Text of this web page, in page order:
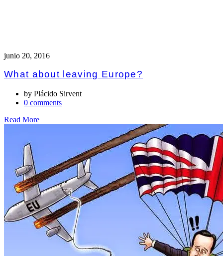
junio 20, 2016
What about leaving Europe?
by Plácido Sirvent
0 comments
Read More